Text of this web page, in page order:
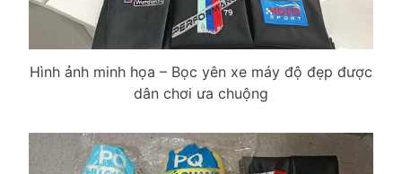
Hình ảnh minh họa – Bọc yên xe máy độ đẹp được
dân chơi ưa chuộng